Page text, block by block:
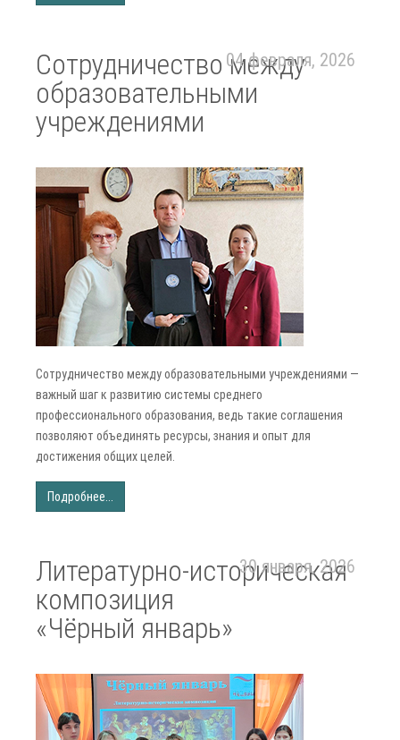
Сотрудничество между
образовательными
учреждениями
04 февраля, 2026
Сотрудничество между образовательными учреждениями —
важный шаг к развитию системы среднего
профессионального образования, ведь такие соглашения
позволяют объединять ресурсы, знания и опыт для
достижения общих целей.
Подробнее...
Литературно-историческая
композиция
«Чёрный январь»
30 января, 2026